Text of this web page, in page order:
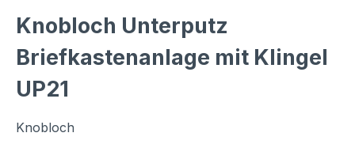
Knobloch Unterputz
Briefkastenanlage mit Klingel
UP21
Knobloch